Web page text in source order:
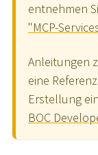
entnehmen
"MCP-
Anleitungen
eine
Erstellung
BOC